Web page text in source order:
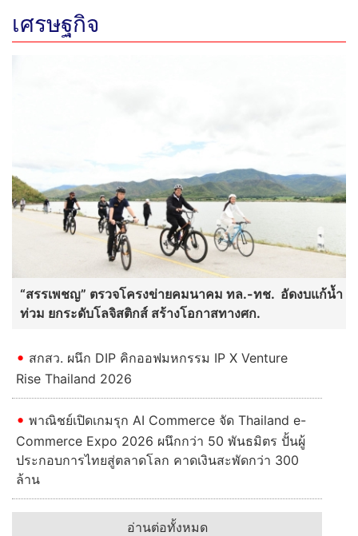
เศรษฐกิจ
“สรรเพชญ” ตรวจโครงข่ายคมนาคม ทล.-ทช. อัดงบแก้น้ำ
ท่วม ยกระดับโลจิสติกส์ สร้างโอกาสทางศก.
สกสว. ผนึก DIP คิกออฟมหกรรม IP X Venture
Rise Thailand 2026
พาณิชย์เปิดเกมรุก AI Commerce จัด Thailand e-
Commerce Expo 2026 ผนึกกว่า 50 พันธมิตร ปั้นผู้
ประกอบการไทยสู่ตลาดโลก คาดเงินสะพัดกว่า 300
ล้าน
อ่านต่อทั้งหมด